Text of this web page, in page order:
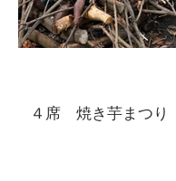
４席 焼き芋まつ